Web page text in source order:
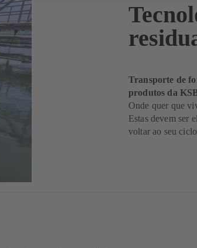
Transporte de
produtos da
Onde quer que
Estas devem ser
voltar ao seu